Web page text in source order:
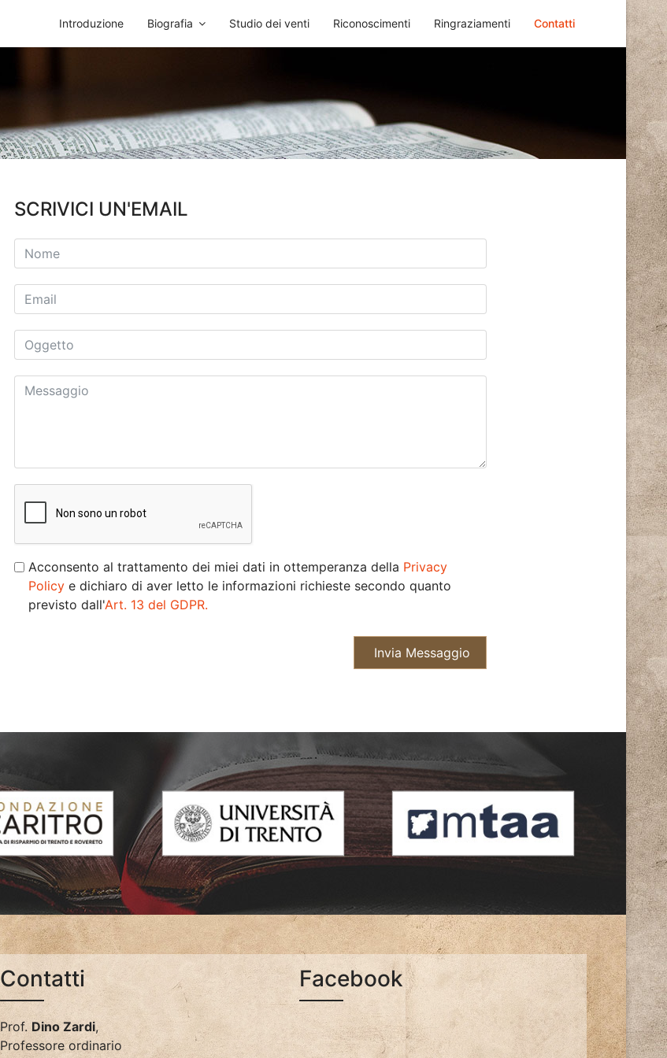
Introduzione Biografia Studio dei venti Riconoscimenti Ringraziamenti Contatti
SCRIVICI UN'EMAIL
Acconsento al trattamento dei miei dati in ottemperanza della Privacy
Policye dichiaro di aver letto le informazioni richieste secondo quanto
previsto dall'Art. 13 del GDPR.
Invia Messaggio
Contatti
Prof.Dino Zardi,
Professore ordinario
Facebook